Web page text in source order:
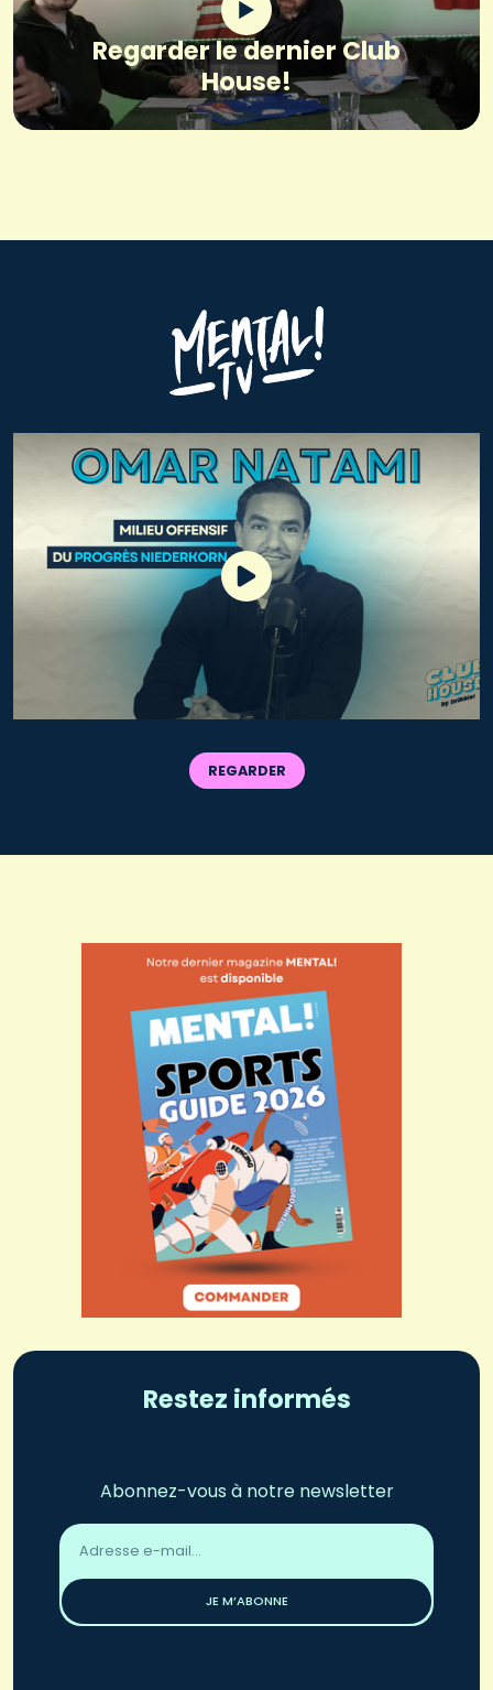
Regarder le dernier Club
House!
REGARDER
Restez informés
Abonnez-vous à notre newsletter
Adresse
email
JE M’ABONNE